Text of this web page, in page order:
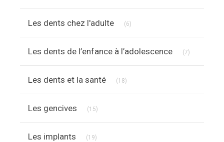
Les dents chez l'adulte (6)
Les dents de l’enfance à l’adolescence (7)
Les dents et la santé (18)
Les gencives (15)
Les implants (19)